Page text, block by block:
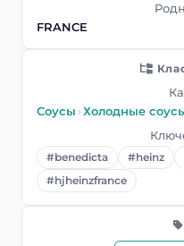
FRANCE
Соусы ›Холодные
#benedicta #heinz
#hjheinzfrance